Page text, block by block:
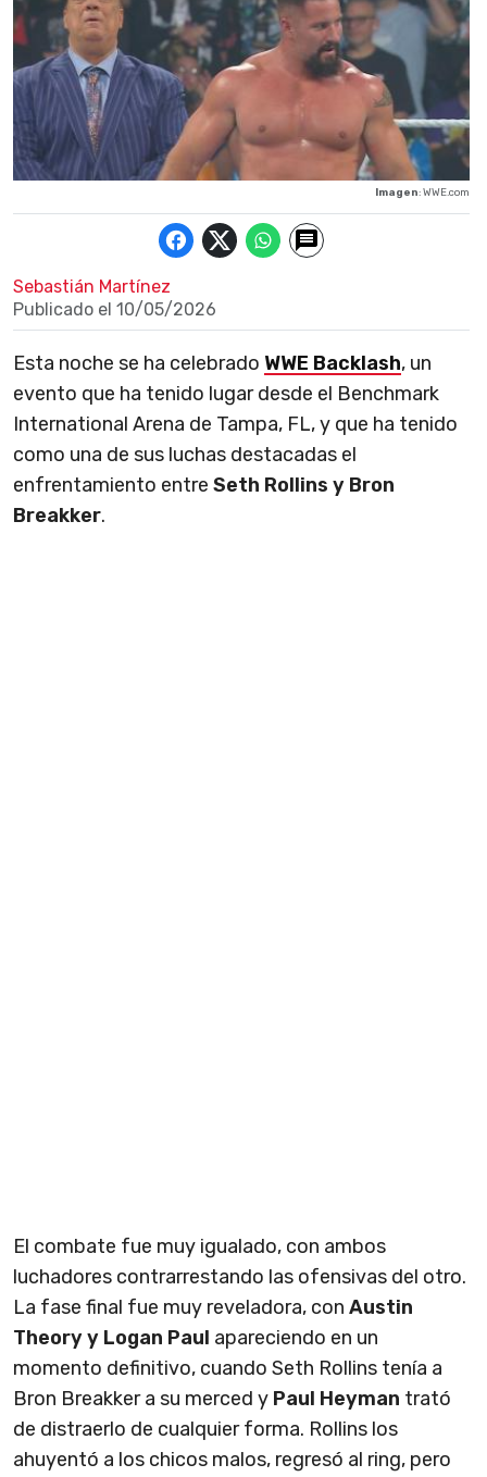
Imagen: WWE.com
Sebastián Martínez
Publicado el 10/05/2026
Esta noche se ha celebrado WWE Backlash, un
evento que ha tenido lugar desde el Benchmark
International Arena de Tampa, FL, y que ha tenido
como una de sus luchas destacadas el
enfrentamiento entre Seth Rollins y Bron
Breakker.
El combate fue muy igualado, con ambos
luchadores contrarrestando las ofensivas del otro.
La fase final fue muy reveladora, con Austin
Theory y Logan Paul apareciendo en un
momento definitivo, cuando Seth Rollins tenía a
Bron Breakker a su merced y Paul Heyman trató
de distraerlo de cualquier forma. Rollins los
ahuyentó a los chicos malos, regresó al ring, pero